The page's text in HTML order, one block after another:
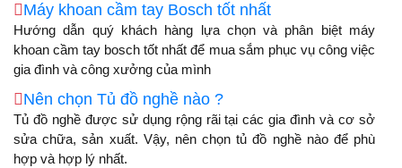
Máy khoan cầm tay Bosch tốt nhất
Hướng dẫn quý khách hàng lựa chọn và phân biệt máy
khoan cầm tay bosch tốt nhất để mua sắm phục vụ công việc
gia đình và công xưởng của mình
Nên chọn Tủ đồ nghề nào ?
Tủ đồ nghề được sử dụng rộng rãi tại các gia đình và cơ sở
sửa chữa, sản xuất. Vậy, nên chọn tủ đồ nghề nào để phù
hợp và hợp lý nhất.